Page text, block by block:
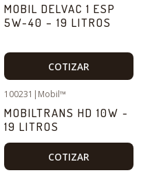
MOBIL DELVAC 1 ESP
5W-40 – 19 LITROS
COTIZAR
100231 | Mobil™
MOBILTRANS HD 10W -
19 LITROS
COTIZAR